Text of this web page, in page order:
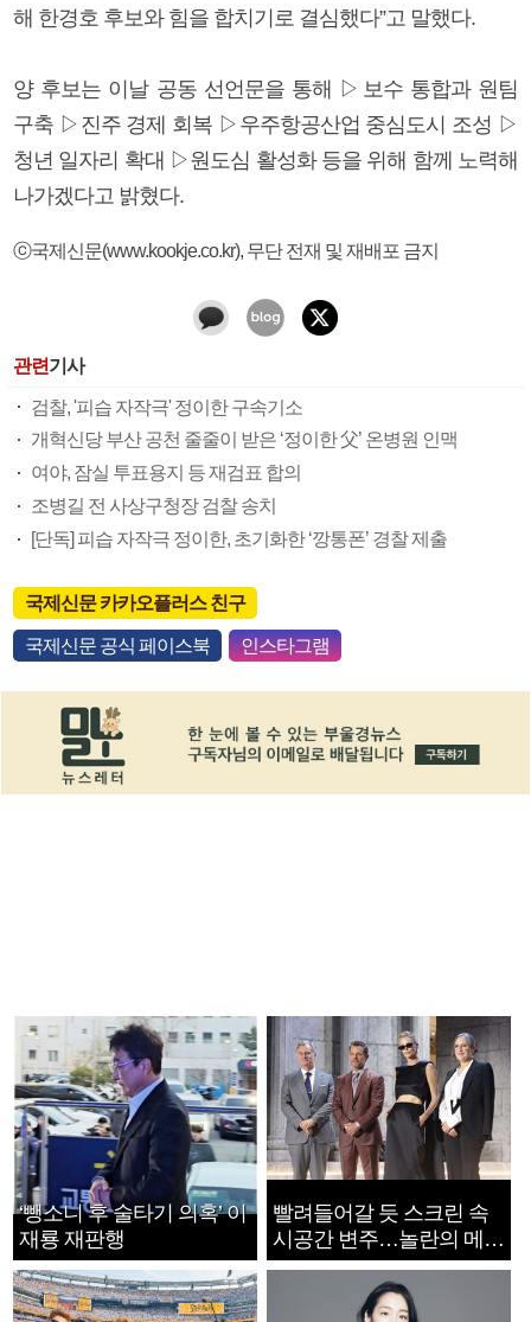
해 한경호 후보와 힘을 합치기로 결심했다”고 말했다.
양 후보는 이날 공동 선언문을 통해 ▷보수 통합과 원팀
구축 ▷진주 경제 회복 ▷우주항공산업 중심도시 조성 ▷
청년 일자리 확대 ▷원도심 활성화 등을 위해 함께 노력해
나가겠다고 밝혔다.
ⓒ국제신문(www.kookje.co.kr), 무단 전재 및 재배포 금지
관련기사
검찰, '피습 자작극' 정이한 구속기소
개혁신당 부산 공천 줄줄이 받은 ‘정이한 父’ 온병원 인맥
여야, 잠실 투표용지 등 재검표 합의
조병길 전 사상구청장 검찰 송치
[단독] 피습 자작극 정이한, 초기화한 ‘깡통폰’ 경찰 제출
국제신문 카카오플러스 친구
국제신문 공식 페이스북 인스타그램
‘뺑소니 후 술타기 의혹’ 이
재룡 재판행
빨려들어갈 듯 스크린 속
시공간 변주…놀란의 메시
지는 ‘전쟁 속죄’